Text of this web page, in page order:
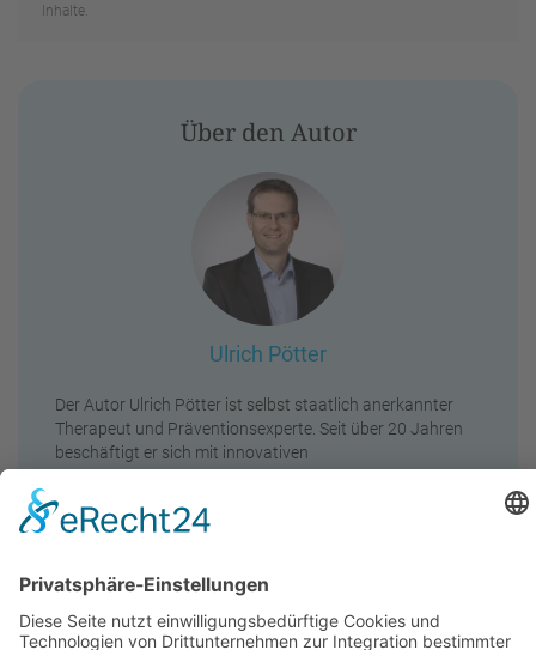
Inhalte.
Über den Autor
Ulrich Pötter
Der Autor Ulrich Pötter ist selbst staatlich anerkannter
Therapeut und Präventionsexperte. Seit über 20 Jahren
beschäftigt er sich mit innovativen
Fitness, Wellness, Heilpraktik und Prävention. Er hat fünf
professionelle Akademien gegründet, bei denen er auch